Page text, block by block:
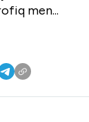
men...